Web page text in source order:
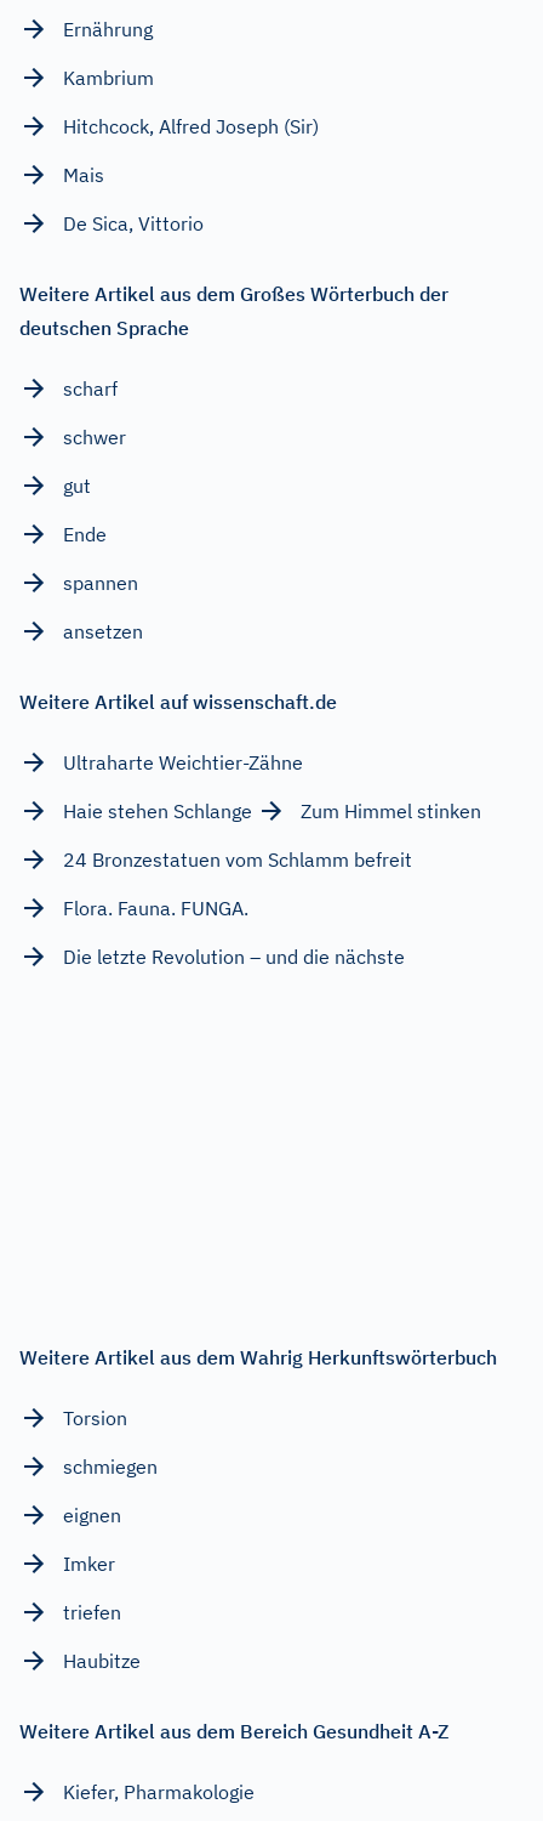
Ernährung
Kambrium
Hitchcock, Alfred Joseph (Sir)
Mais
De Sica, Vittorio
Weitere Artikel aus dem Großes Wörterbuch der
deutschen Sprache
scharf
schwer
gut
Ende
spannen
ansetzen
Weitere Artikel auf wissenschaft.de
Ultraharte Weichtier-Zähne
Haie stehen Schlange
Zum Himmel stinken
24 Bronzestatuen vom Schlamm befreit
Flora. Fauna. FUNGA.
Die letzte Revolution – und die nächste
Weitere Artikel aus dem Wahrig Herkunftswörterbuch
Torsion
schmiegen
eignen
Imker
triefen
Haubitze
Weitere Artikel aus dem Bereich Gesundheit A-Z
Kiefer, Pharmakologie